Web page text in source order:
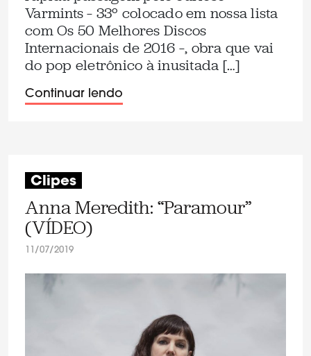
Varmints – 33º colocado em nossa lista
com Os 50 Melhores Discos
Internacionais de 2016 –, obra que vai
do pop eletrônico à inusitada […]
Continuar lendo
Clipes
Anna Meredith: “Paramour”
(VÍDEO)
11/07/2019